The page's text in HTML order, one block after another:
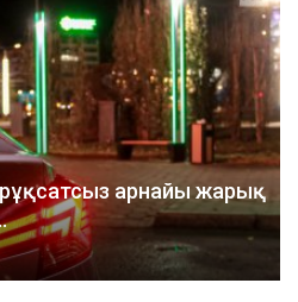
рұқсатсыз арнайы жарық